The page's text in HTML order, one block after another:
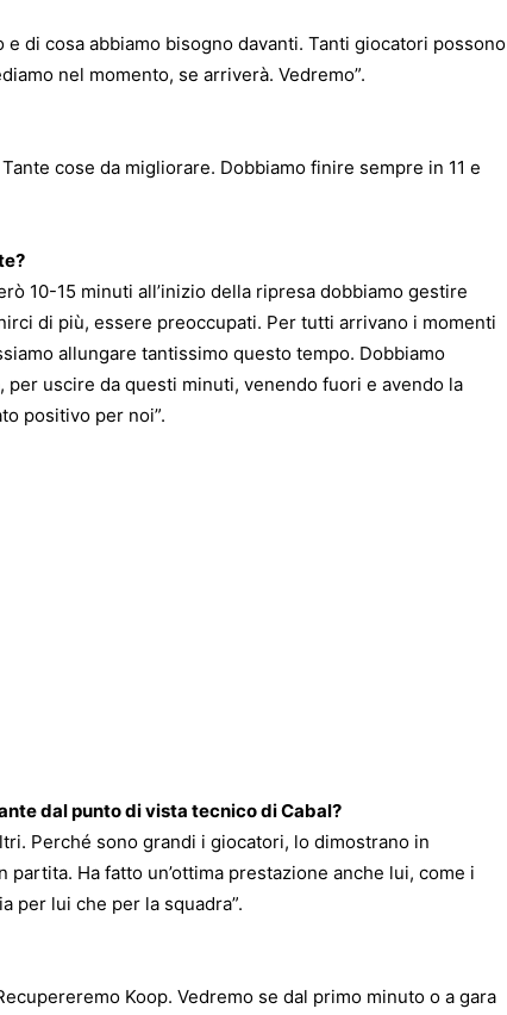
di cosa abbiamo bisogno davanti. Tanti giocatori possono
nel momento, se arriverà. Vedremo”.
cose da migliorare. Dobbiamo finire sempre in 11 e
10-15 minuti all’inizio della ripresa dobbiamo gestire
di più, essere preoccupati. Per tutti arrivano i momenti
allungare tantissimo questo tempo. Dobbiamo
uscire da questi minuti, venendo fuori e avendo la
positivo per noi”.
dal punto di vista tecnico di Cabal?
Perché sono grandi i giocatori, lo dimostrano in
Ha fatto un’ottima prestazione anche lui, come i
per lui che per la squadra”.
Koop. Vedremo se dal primo minuto o a gara